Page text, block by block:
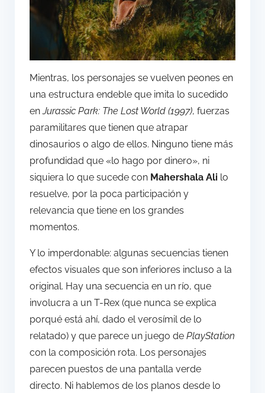
Mientras, los personajes se vuelven peones en
una estructura endeble que imita lo sucedido
enJurassic Park: The Lost World (1997), fuerzas
paramilitares que tienen que atrapar
dinosaurios o algo de ellos. Ninguno tiene más
profundidad que «lo hago por dinero», ni
siquiera lo que sucede con Mahershala Ali lo
resuelve, por la poca participación y
relevancia que tiene en los grandes
momentos.
Y lo imperdonable: algunas secuencias tienen
efectos visuales que son inferiores incluso a la
original. Hay una secuencia en un río, que
involucra a un T-Rex (que nunca se explica
porqué está ahí, dado el verosímil de lo
relatado) y que parece un juego de PlayStation
con la composición rota. Los personajes
parecen puestos de una pantalla verde
directo. Ni hablemos de los planos desde lo